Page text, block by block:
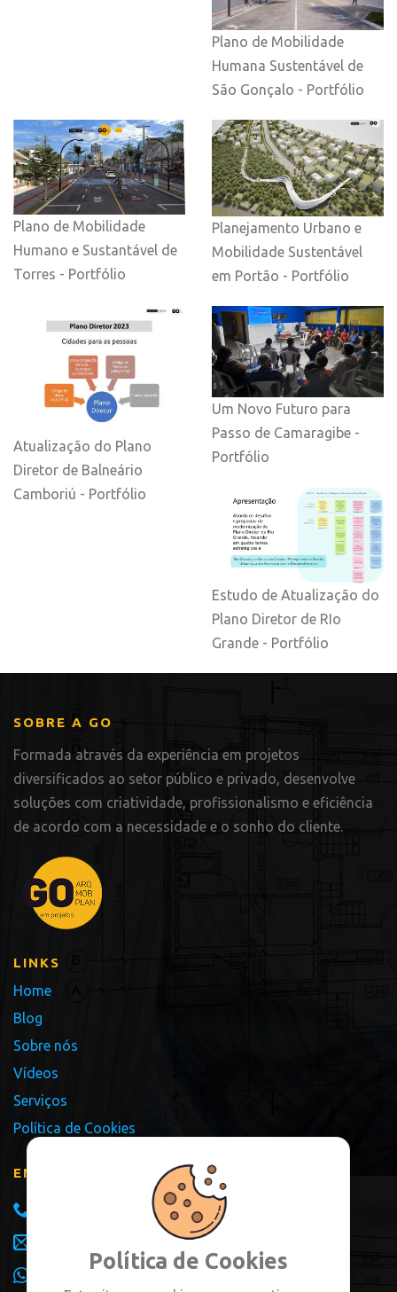
Plano de Mobilidade
Humana Sustentável de
São Gonçalo - Portfólio
Plano de Mobilidade
Humano e Sustantável de
Torres - Portfólio
Planejamento Urbano e
Mobilidade Sustentável
em Portão - Portfólio
Atualização do Plano
Diretor de Balneário
Camboriú - Portfólio
Um Novo Futuro para
Passo de Camaragibe -
Portfólio
Estudo de Atualização do
Plano Diretor de RIo
Grande - Portfólio
SOBRE A GO
Formada através da experiência em projetos
diversificados ao setor público e privado, desenvolve
soluções com criatividade, profissionalismo e eficiência
de acordo com a necessidade e o sonho do cliente.
LINKS
Home
Blog
Sobre nós
Vídeos
Serviços
Política de Cookies
ENTRE EM CONTATO
+55 54 99112.4040
vinicius@goprojetos.arq.br
+55 54 99112.4040
Política de Cookies